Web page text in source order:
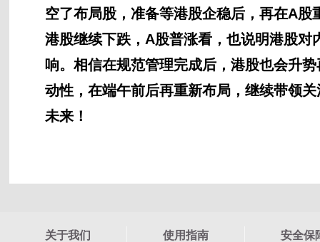
空了布局股，准备等港股企稳后，再在A
港股继续下跌，A股普涨看，也说明港股
响。相信在规范管理完成后，港股也会升
动性，在端午前后再重新布局，继续带领
未来！
关于我们 使用指南 安全保